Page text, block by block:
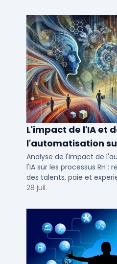
L'impact de l'IA et
l'automatisation
talents RH
Analyse de l'impact de
l'IA sur les processus RH
des talents, paie et
concrets pour TPE, PME et
28 juil.